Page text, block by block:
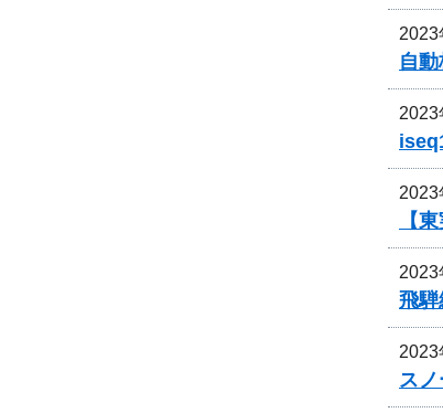
2023
自
2023
2023
【
2023
飛騨
2023
ス